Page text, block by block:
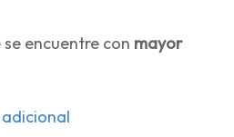
encuentre con mayor